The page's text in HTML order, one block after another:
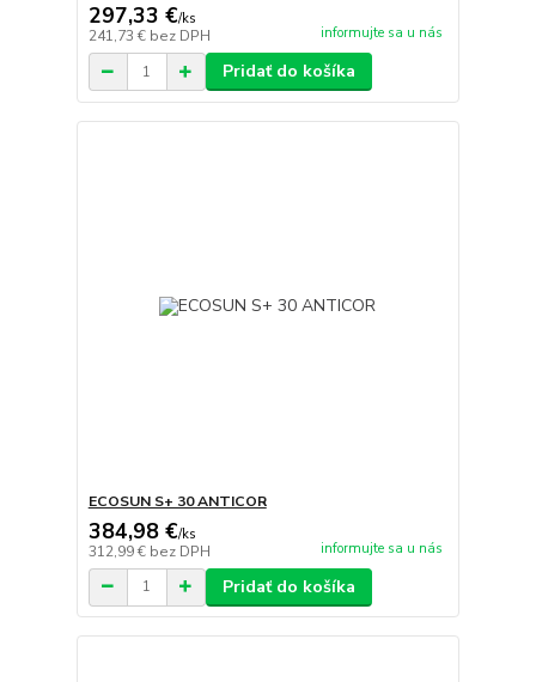
297,33 €/ks
241,73 € bez DPH informujte sa u nás
Pridať do košíka
ECOSUN S+ 30 ANTICOR
384,98 €/ks
312,99 € bez DPH informujte sa u nás
Pridať do košíka